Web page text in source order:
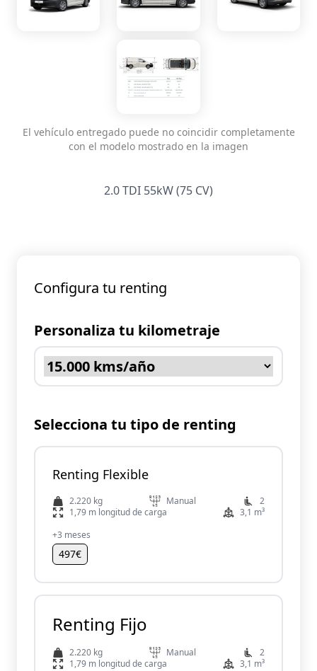
El vehículo entregado puede no coincidir completamente
con el modelo mostrado en la imagen
2.0 TDI 55kW (75 CV)
Configura tu renting
Personaliza tu kilometraje
Selecciona tu tipo de renting
Renting Flexible
2.220 kg Manual
2
1,79 m longitud de carga
3,1 m³
+3 meses
497€
Renting Fijo
2.220 kg Manual
2
1,79 m longitud de carga
3,1 m³